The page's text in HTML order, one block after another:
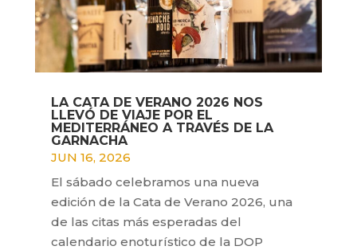
LA CATA DE VERANO 2026 NOS
LLEVÓ DE VIAJE POR EL
MEDITERRÁNEO A TRAVÉS DE LA
GARNACHA
JUN 16, 2026
El sábado celebramos una nueva
edición de la Cata de Verano 2026, una
de las citas más esperadas del
calendario enoturístico de la DOP